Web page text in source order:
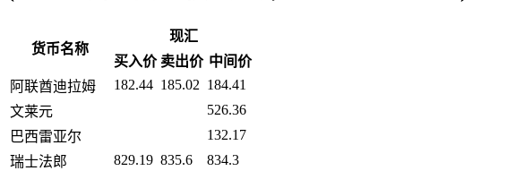
货币名称
现汇
买入价 卖出价 中间价
阿联酋迪拉姆
182.44 185.02 184.41
文莱元
526.36
巴西雷亚尔
132.17
瑞士法郎
829.19 835.6
834.3